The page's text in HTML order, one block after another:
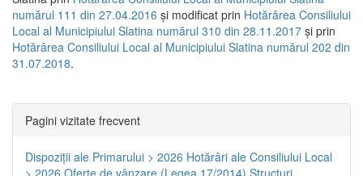
numărul 111 din 27.04.2016 și modificat prin Hotărârea Consiliului
Local al Municipiului Slatina numărul 310 din 28.11.2017 și prin
Hotărârea Consiliului Local al Municipiului Slatina numărul 202 din
31.07.2018.
Pagini vizitate frecvent
Dispoziţii ale Primarului > 2026 Hotărâri ale Consiliului Local
> 2026 Oferte de vânzare (Legea 17/2014) Structuri